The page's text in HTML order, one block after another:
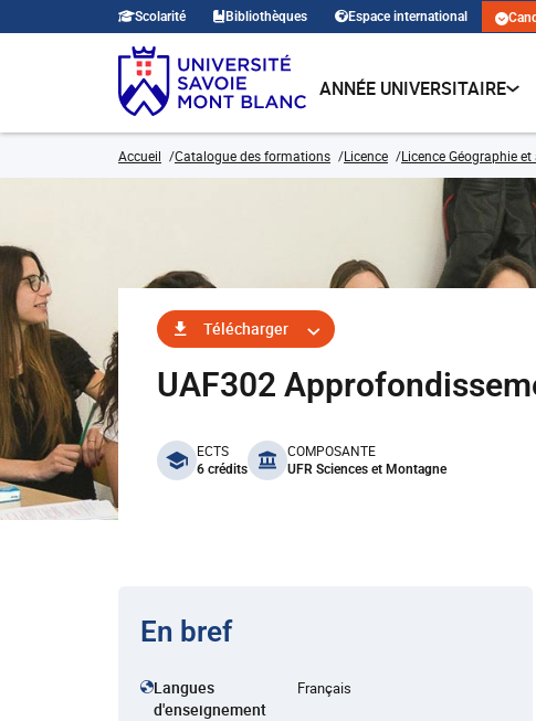
Scolarité Bibliothèques Espace international
ANNÉE UNIVERSITAIRE
Accueil Catalogue des formations Licence Licence Géographie
Télécharger
UAF302
benefits
ECTS
6 crédits
COMPOSANTE
UFR Sciences et Montagne
En bref
Langues
d'enseignement
Français